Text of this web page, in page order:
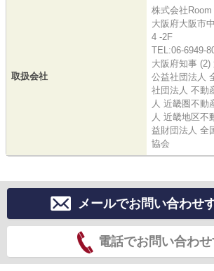
取扱会社
株式会社Room I
大阪府大阪市
4 -2F
TEL:06-6949-
大阪府知事 (2)
公益社団法人
社団法人 不動
人 近畿圏不動
人 近畿地区不
益財団法人 全
協会
メールでお問い合わせ
電話でお問い合わ